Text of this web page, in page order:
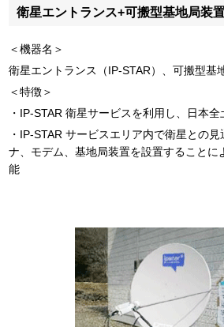
衛星エントランス+可搬型基地局装
＜機器名＞
衛星エントランス（IP-STAR）、可搬型基
＜特徴＞
・IP-STAR 衛星サービスを利用し、日本
・IP-STAR サービスエリア内で衛星との
ナ、モデム、基地局装置を設置することに
能